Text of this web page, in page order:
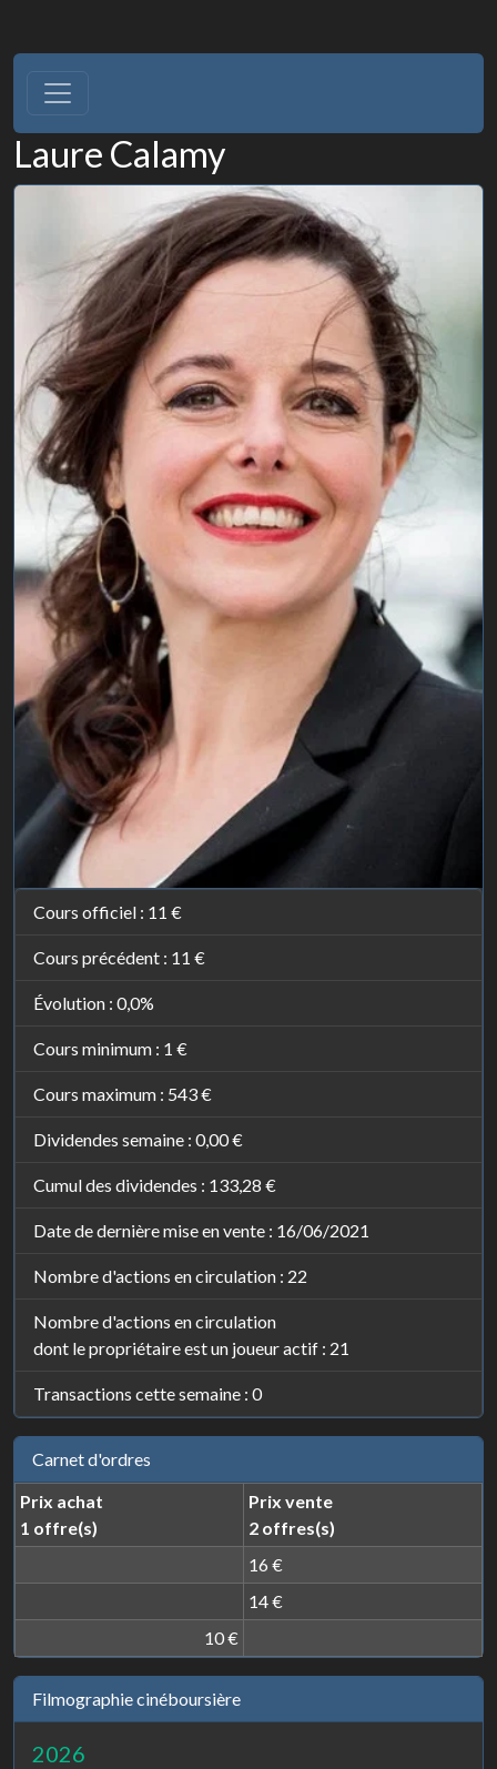
Laure Calamy
Cours officiel : 11 €
Cours précédent : 11 €
Évolution : 0,0%
Cours minimum : 1 €
Cours maximum : 543 €
Dividendes semaine : 0,00 €
Cumul des dividendes : 133,28 €
Date de dernière mise en vente : 16/06/2021
Nombre d'actions en circulation : 22
Nombre d'actions en circulation
dont le propriétaire est un joueur actif : 21
Transactions cette semaine : 0
Carnet d'ordres
Prix achat
1 offre(s)
Prix vente
2 offres(s)
16 €
14 €
10 €
Filmographie cinéboursière
2026